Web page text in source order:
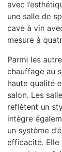
avec
une salle de
cave à vin
mesure à
Parmi les
chauffage au
haute qualité
salon. Les
reflètent un
intègre
un système
efficacité. Elle